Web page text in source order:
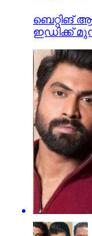
ബെറ്റിങ്
ഇഡിക്ക്